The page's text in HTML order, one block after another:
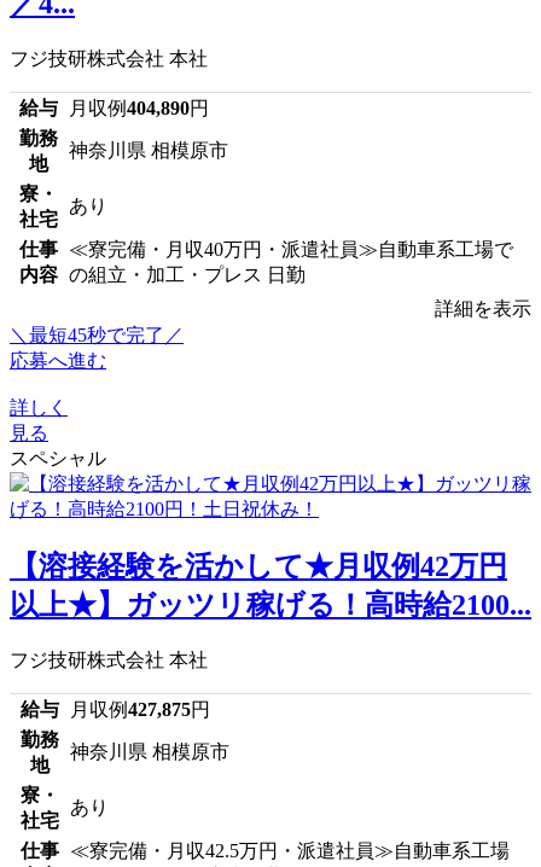
フジ技研株式会社 本社
給与 月収例404,890円
勤務
地
神奈川県 相模原市
寮・
社宅
あり
仕事
内容
≪寮完備・月収40万円・派遣社員≫自動車系工場で
の組立・加工・プレス 日勤
詳細を表示
＼最短45秒で完了／
応募へ進む
詳しく
見る
スペシャル
【溶接経験を活かして★月収例42万円
以上★】ガッツリ稼げる！高時給2100...
フジ技研株式会社 本社
給与 月収例427,875円
勤務
地
神奈川県 相模原市
寮・
社宅
あり
仕事
≪寮完備・月収42.5万円・派遣社員≫自動車系工場